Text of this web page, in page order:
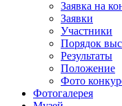
Заявка на
Заявки
Участники
Порядок
Результаты
Положение
Фото
Фотогалерея